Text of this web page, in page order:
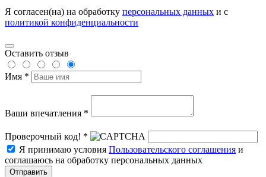
Я согласен(на) на обработку персональных данных и с
политикой конфиденциальности
Оставить отзыв
Имя *
Ваши впечатления *
Проверочный код! *
Я принимаю условия Пользовательского соглашения и
соглашаюсь на обработку персональных данных
Отправить